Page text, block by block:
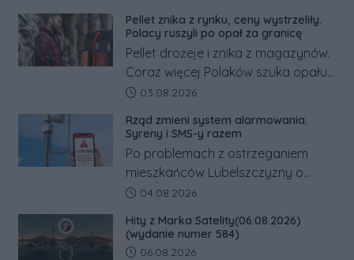
tym zmianom zyskają.
Pellet znika z rynku, ceny wystrzeliły.
Polacy ruszyli po opał za granicę
Pellet drożeje i znika z magazynów.
Coraz więcej Polaków szuka opału
za granicą, gdzie bywa nawet
Co się dzieje?
Data dodania artykułu:
03.08.2026
Rząd zmieni system alarmowania.
Syreny i SMS-y razem
Po problemach z ostrzeganiem
mieszkańców Lubelszczyzny o
rosyjskim zagrożeniu rząd
alarmowych, alertów RCB i aplikacji
w jeden system.
Data dodania artykułu:
04.08.2026
Hity z Marka Satelity(06.08.2026)
(wydanie numer 584)
Data dodania artykułu:
06.08.2026